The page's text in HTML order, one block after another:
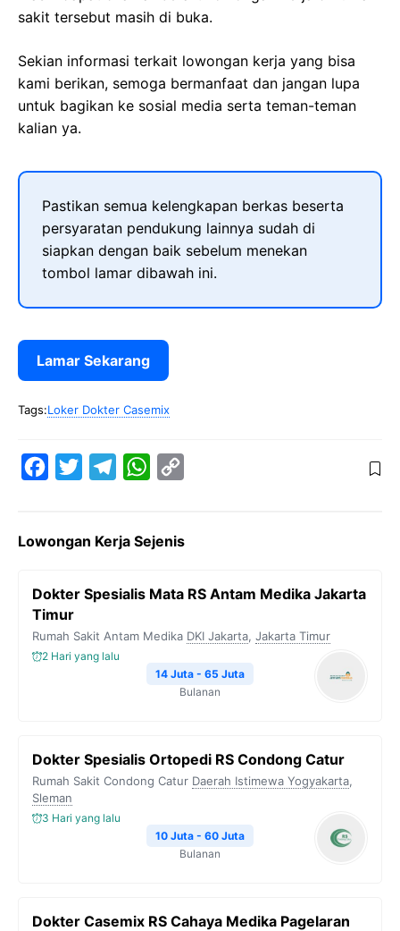
sakit tersebut masih di buka.
Sekian informasi terkait lowongan kerja yang bisa
kami berikan, semoga bermanfaat dan jangan lupa
untuk bagikan ke sosial media serta teman-teman
kalian ya.
Pastikan semua kelengkapan berkas beserta
persyaratan pendukung lainnya sudah di
siapkan dengan baik sebelum menekan
tombol lamar dibawah ini.
Lamar Sekarang
Tags:Loker Dokter Casemix
e
o
k
t
e
e
r
a
m
W
t
A
p
y
n
Lowongan Kerja Sejenis
Dokter Spesialis Mata RS Antam Medika Jakarta
Timur
Rumah Sakit Antam Medika DKI Jakarta, Jakarta Timur
2 Hari yang lalu
14 Juta - 65 Juta
Bulanan
Dokter Spesialis Ortopedi RS Condong Catur
Rumah Sakit Condong Catur Daerah Istimewa Yogyakarta,
Sleman
3 Hari yang lalu
10 Juta - 60 Juta
Bulanan
Dokter Casemix RS Cahaya Medika Pagelaran